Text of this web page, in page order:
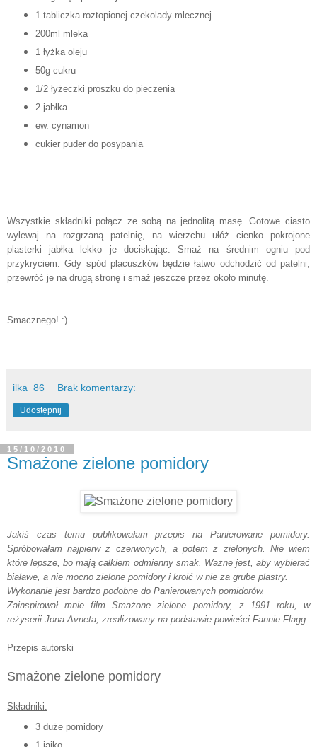
1 tabliczka roztopionej czekolady mlecznej
200ml mleka
1 łyżka oleju
50g cukru
1/2 łyżeczki proszku do pieczenia
2 jabłka
ew. cynamon
cukier puder do posypania
Wszystkie składniki połącz ze sobą na jednolitą masę. Gotowe ciasto
wylewaj na rozgrzaną patelnię, na wierzchu ułóż cienko pokrojone
plasterki jabłka lekko je dociskając. Smaż na średnim ogniu pod
przykryciem. Gdy spód placuszków będzie łatwo odchodzić od patelni,
przewróć je na drugą stronę i smaż jeszcze przez około minutę.
Smacznego! :)
ilka_86 Brak komentarzy:
Udostępnij
15/10/2010
Smażone zielone pomidory
Jakiś czas temu publikowałam przepis na Panierowane pomidory.
Spróbowałam najpierw z czerwonych, a potem z zielonych. Nie wiem
które lepsze, bo mają całkiem odmienny smak. Ważne jest, aby wybierać
białawe, a nie mocno zielone pomidory i kroić w nie za grube plastry.
Wykonanie jest bardzo podobne do Panierowanych pomidorów.
Zainspirował mnie film Smażone zielone pomidory, z 1991 roku, w
reżyserii Jona Avneta, zrealizowany na podstawie powieści Fannie Flagg.
Przepis autorski
Smażone zielone pomidory
Składniki:
3 duże pomidory